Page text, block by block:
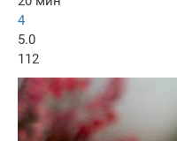
4
5.0
112